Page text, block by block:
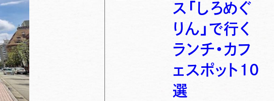
ス「しろめぐ
りん」で行く
ランチ・カフ
ェスポット10
選